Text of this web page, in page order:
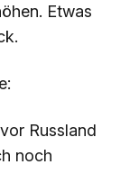
Etwas
Russland
noch